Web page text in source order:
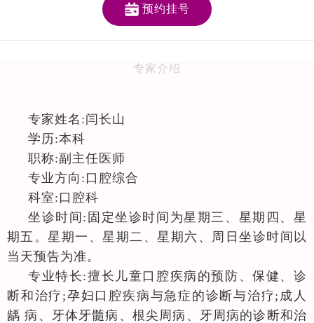
及智⻮拔除术、口腔颌面部囊肿及肿瘤的摘除术及牙⻮外
伤脱位再植术;牙列缺失的全口义⻮修复术;牙⻮缺损及无
髓牙的金属烤瓷冠和全瓷冠的修复术;牙列缺损的局部义
缺损 中的临床应用。
预约挂号
专家介绍
专家姓名 :闫长山
学历:本科
职称:副主任医师
专业方向 : 口腔综合
科室: 口腔科
坐诊时间 : 固定坐诊时间为星期三、星期四、星
期五。星期一、星期二、星期六、周日坐诊时间以
当天预告为准。
专业特⻓:擅⻓儿童口腔疾病的预防、保健、诊
断和治疗;孕妇口腔疾病与急症的诊断与治疗;成人
龋 病、牙体牙髓病、根尖周病、牙周病的诊断和治